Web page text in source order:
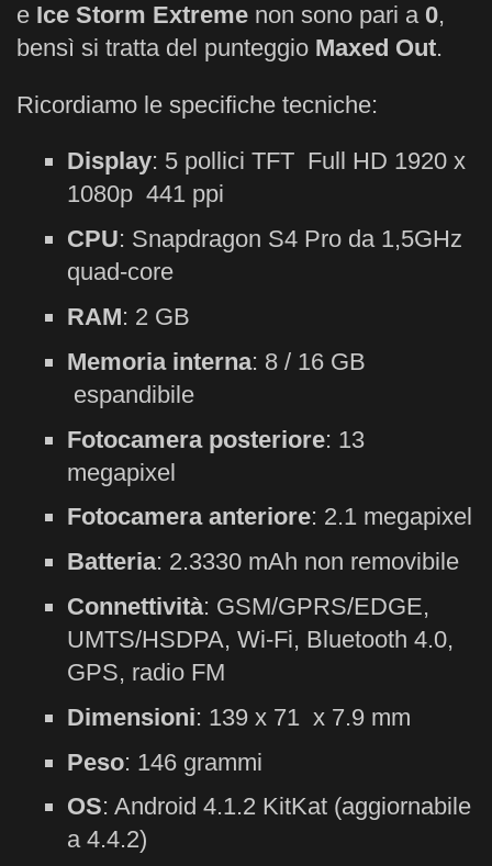
e Ice Storm Extreme non sono pari a 0,
bensì si tratta del punteggio Maxed Out.
Ricordiamo le specifiche tecniche:
Display: 5 pollici TFT Full HD 1920 x
1080p 441 ppi
CPU: Snapdragon S4 Pro da 1,5GHz
quad-core
RAM: 2 GB
Memoria interna: 8 / 16 GB
espandibile
Fotocamera posteriore: 13
megapixel
Fotocamera anteriore: 2.1 megapixel
Batteria: 2.3330 mAh non removibile
Connettività: GSM/GPRS/EDGE,
UMTS/HSDPA, Wi-Fi, Bluetooth 4.0,
GPS, radio FM
Dimensioni: 139 x 71 x 7.9 mm
Peso: 146 grammi
OS: Android 4.1.2 KitKat (aggiornabile
a 4.4.2)